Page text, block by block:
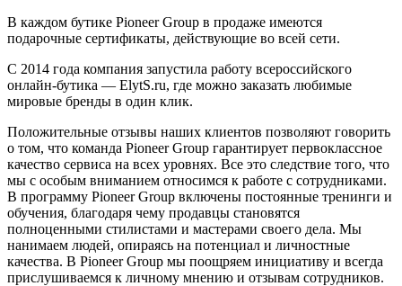
В каждом бутике Pioneer Group в продаже имеются
подарочные сертификаты, действующие во всей сети.
С 2014 года компания запустила работу всероссийского
онлайн-бутика — ElytS.ru, где можно заказать любимые
мировые бренды в один клик.
Положительные отзывы наших клиентов позволяют говорить
о том, что команда Pioneer Group гарантирует первоклассное
качество сервиса на всех уровнях. Все это следствие того, что
мы с особым вниманием относимся к работе с сотрудниками.
В программу Pioneer Group включены постоянные тренинги и
обучения, благодаря чему продавцы становятся
полноценными стилистами и мастерами своего дела. Мы
нанимаем людей, опираясь на потенциал и личностные
качества. В Pioneer Group мы поощряем инициативу и всегда
прислушиваемся к личному мнению и отзывам сотрудников.